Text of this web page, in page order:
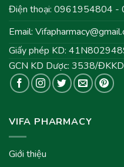
Điện thoại: 0961954804
Email:
Giấy phép KD:
GCN KD Dược: 3538/
VIFA PHARMACY
Giới thiệu